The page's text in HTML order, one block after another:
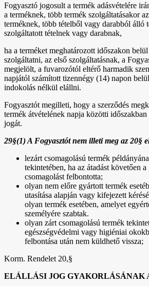
Fogyasztó jogosult a termék adásvételére
a terméknek, több termék szolgáltatásakor
terméknek, több tételből vagy darabból álló
szolgáltatott tételnek vagy darabnak,
ha a terméket meghatározott időszakon
szolgáltatni, az első szolgáltatásnak, a
megjelölt, a fuvarozótól eltérő harmadik
napjától számított tizennégy (14) napon
indokolás nélkül elállni.
Fogyasztót megilleti, hogy a szerződés
termék átvételének napja közötti
jogát.
29§(1) A Fogyasztót nem illeti meg az 20§
lezárt csomagolású termék
tekintetében, ha az átadást követően a
csomagolást felbontotta;
olyan nem előre gyártott termék
utasítása alapján vagy kifejezett
olyan termék esetében, amelyet
személyére szabtak.
olyan zárt csomagolású termék
egészségvédelmi vagy higiéniai
felbontása után nem küldhető vissza;
Korm. Rendelet 20,§
ELÁLLÁSI JOG GYAKORLÁSÁNAK